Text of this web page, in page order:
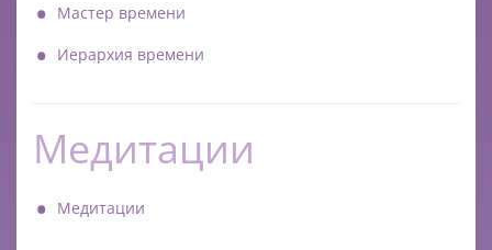
Мастер времени
Иерархия времени
Медитации
Медитации